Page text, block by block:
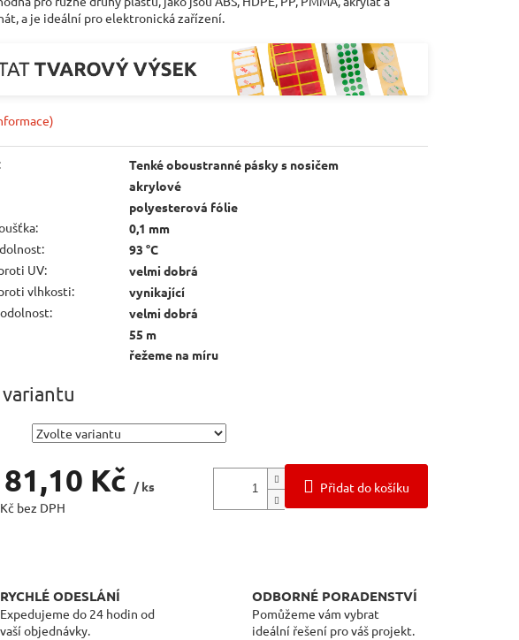
a je ideální pro elektronická zařízení.
:
Tenké oboustranné pásky s nosičem
akrylové
polyesterová fólie
:
0,1 mm
:
93 °C
UV:
velmi dobrá
vlhkosti:
vynikající
:
velmi dobrá
55 m
řežeme na míru
Kč / ks
bez DPH
Přidat do košíku
RYCHLÉ ODESLÁNÍ
Expedujeme do 24 hodin od
vaší objednávky.
ODBORNÉ PORADENSTVÍ
Pomůžeme vám vybrat
ideální řešení pro váš projekt.